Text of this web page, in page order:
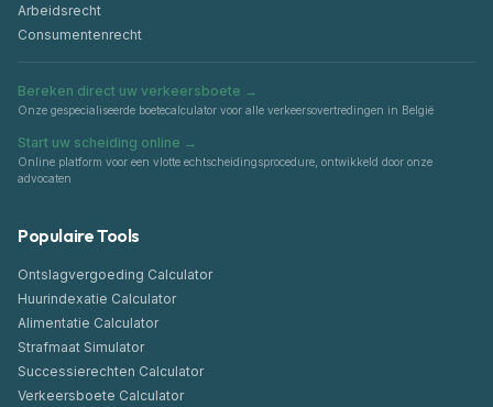
Arbeidsrecht
Consumentenrecht
Bereken direct uw verkeersboete →
Onze gespecialiseerde boetecalculator voor alle verkeersovertredingen in België
Start uw scheiding online →
Online platform voor een vlotte echtscheidingsprocedure, ontwikkeld door onze
advocaten
Populaire Tools
Ontslagvergoeding Calculator
Huurindexatie Calculator
Alimentatie Calculator
Strafmaat Simulator
Successierechten Calculator
Verkeersboete Calculator